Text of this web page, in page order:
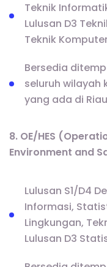
Teknik
Lulusan D3
Teknik
Bersedia
seluruh wilayah
yang ada di Riau
8. OE/HES
Environment and
Lulusan S1/D4
Informasi,
Lingkungan,
Lulusan D3